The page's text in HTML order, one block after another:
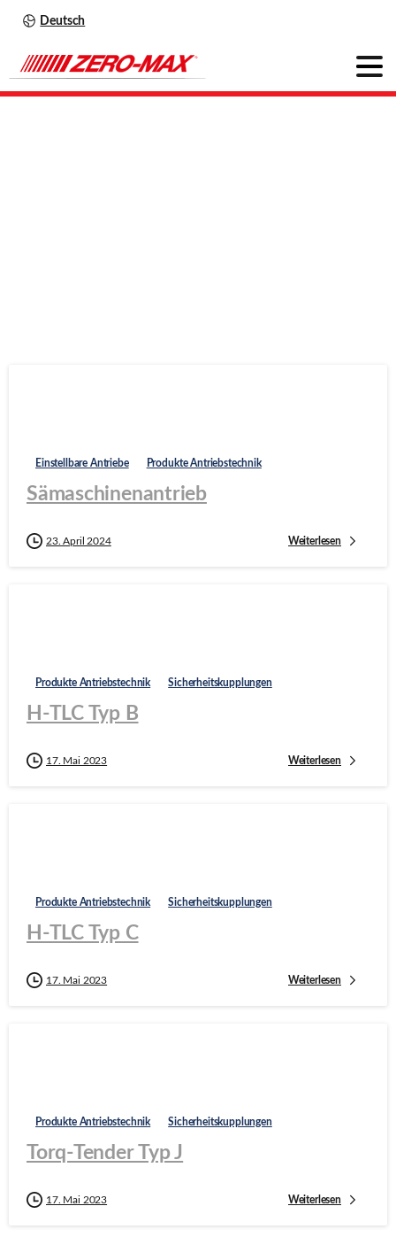
Deutsch
Einstellbare Antriebe Produkte Antriebstechnik
Sämaschinenantrieb
23. April 2024 Weiterlesen
Produkte Antriebstechnik Sicherheitskupplungen
H-TLC Typ B
17. Mai 2023 Weiterlesen
Produkte Antriebstechnik Sicherheitskupplungen
H-TLC Typ C
17. Mai 2023 Weiterlesen
Produkte Antriebstechnik Sicherheitskupplungen
Torq-Tender Typ J
17. Mai 2023 Weiterlesen